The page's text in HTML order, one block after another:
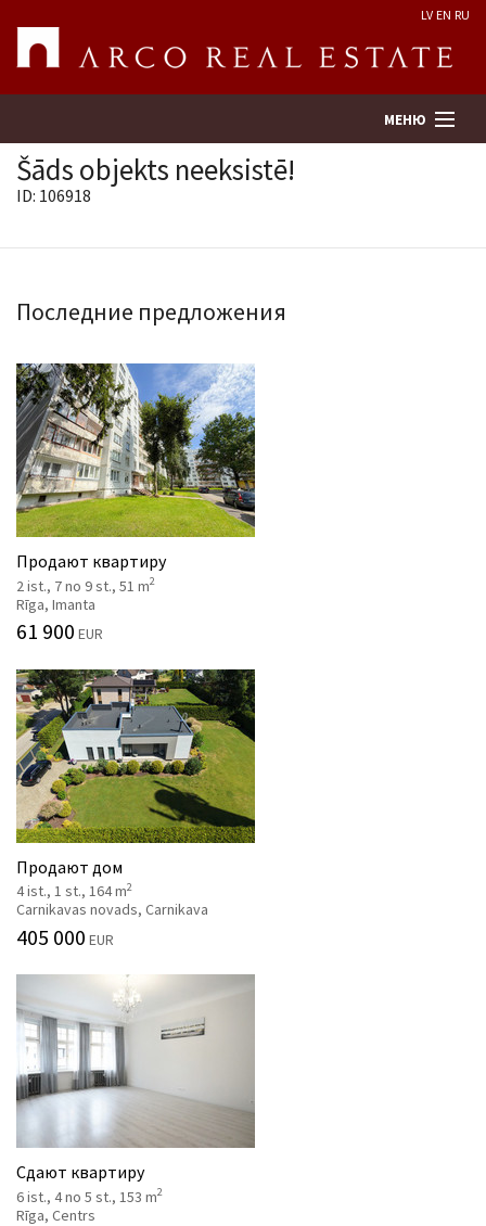
LV EN RU
МЕНЮ
Предприятие
Услуги
Kонтакты
Šāds objekts neeksistē!
ID: 106918
Последние предложения
Продают квартиру
2 ist., 7 no 9 st., 51 m2
Rīga, Imanta
61 900 EUR
Продают дом
4 ist., 1 st., 164 m2
Carnikavas novads, Carnikava
405 000 EUR
Сдают квартиру
6 ist., 4 no 5 st., 153 m2
Rīga, Centrs